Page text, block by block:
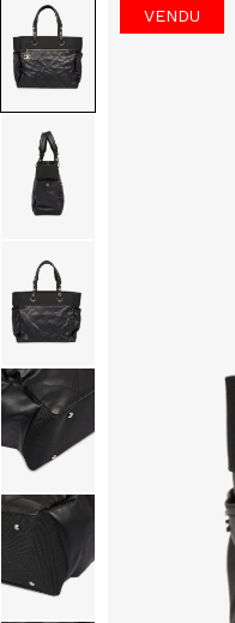
VENDU